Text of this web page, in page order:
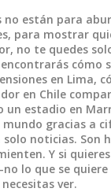
no están para
para mostrar
no te quedes
cómo
en Lima,
en Chile
un estadio en
mundo gracias a
noticias. Son
Y si
lo que se
ver.